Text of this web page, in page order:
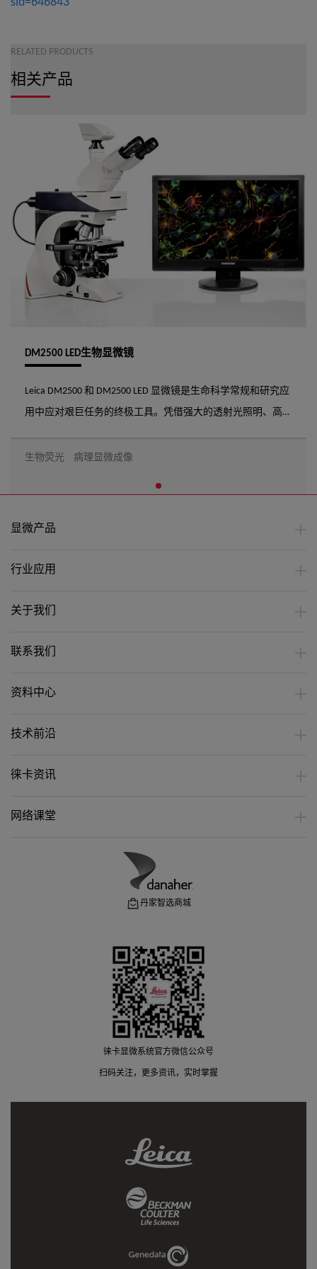
RELATED PRODUCTS
相关产品
DM2500 LED生物显微镜
Leica DM2500 和 DM2500 LED 显微镜是生命科学常规和研究应
用中应对艰巨任务的终极工具。凭借强大的透射光照明、高品
LED 特别适合要求微分干涉相衬或高性能荧光等颇具挑战性的
Leica DM2500 则提供强大的 100 W 功率照明，这对于 DIC 工作
实际要求。
生物荧光 病理显微成像
显微产品
行业应用
关于我们
联系我们
资料中心
技术前沿
徕卡资讯
网络课堂
丹家智选商城
徕卡显微系统官方微信公众号
扫码关注，更多资讯，实时掌握
Leica
Link
Coulter
Link
Genedata